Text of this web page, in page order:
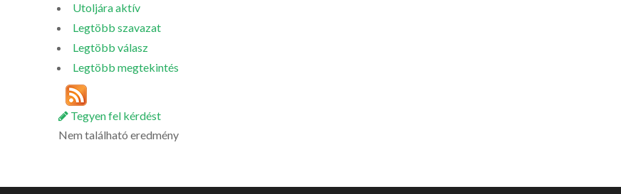
Utoljára aktív
Legtöbb szavazat
Legtöbb válasz
Legtöbb megtekintés
Tegyen fel kérdést
Nem található eredmény